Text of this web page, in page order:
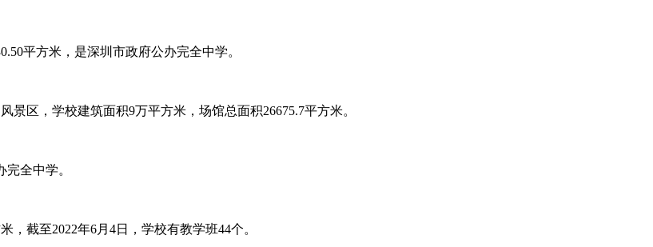
平方米，是深圳市政府公办完全中学。
区，学校建筑面积9万平方米，场馆总面积26675.7平方米。
全中学。
，截至2022年6月4日，学校有教学班44个。